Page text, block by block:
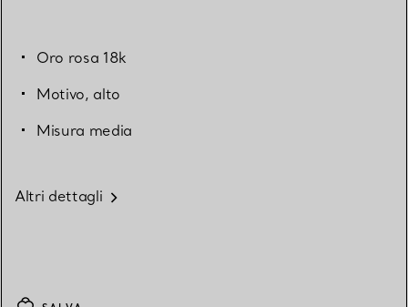
Oro rosa 18k
Motivo, alto
Misura media
Altri dettagli